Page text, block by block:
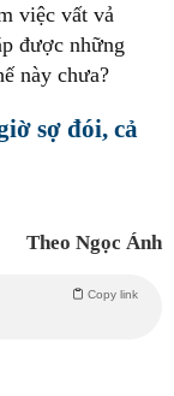
việc vất vả
được những
này chưa?
sợ đói, cả
Theo Ngọc Ánh
Copy link